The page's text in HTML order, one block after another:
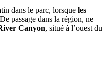
dans le parc, lorsque les
passage dans la région, ne
Canyon, situé à l’ouest du